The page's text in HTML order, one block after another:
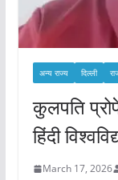
अन्य राज्य दिल्ली
कुलपति
हिंदी
March 17, 2026